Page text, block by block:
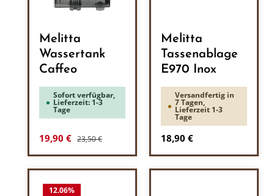
Melitta
Wassertank
Caffeo
Sofort verfügbar,
Lieferzeit: 1-3
Tage
Verkaufspreis:
19,90 € Regulärer Preis:
23,50 €
Melitta
Tassenablage
E970 Inox
Versandfertig in
7 Tagen,
Lieferzeit 1-3
Tage
Regulärer Preis:
18,90 €
12.06%